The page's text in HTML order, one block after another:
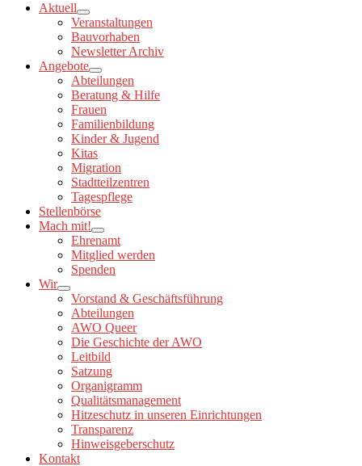
Aktuell
Veranstaltungen
Bauvorhaben
Newsletter Archiv
Angebote
Abteilungen
Beratung & Hilfe
Frauen
Familienbildung
Kinder & Jugend
Kitas
Migration
Stadtteilzentren
Tagespflege
Stellenbörse
Mach mit!
Ehrenamt
Mitglied werden
Spenden
Wir
Vorstand & Geschäftsführung
Abteilungen
AWO Queer
Die Geschichte der AWO
Leitbild
Satzung
Organigramm
Qualitätsmanagement
Hitzeschutz in unseren Einrichtungen
Transparenz
Hinweisgeberschutz
Kontakt